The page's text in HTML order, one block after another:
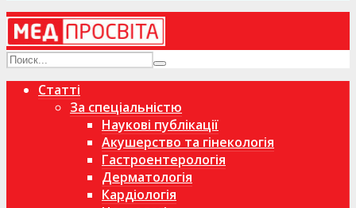
Статті
За спеціальністю
Наукові публікації
Акушерство та гінекологія
Гастроентерологія
Дерматологія
Кардіологія